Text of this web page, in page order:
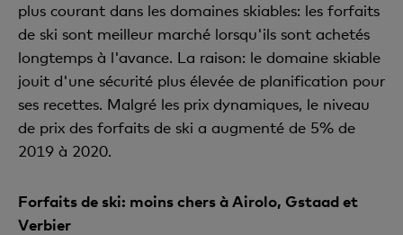
plus courant dans les domaines skiables: les forfaits
de ski sont meilleur marché lorsqu'ils sont achetés
longtemps à l'avance. La raison: le domaine skiable
jouit d'une sécurité plus élevée de planification pour
ses recettes. Malgré les prix dynamiques, le niveau
de prix des forfaits de ski a augmenté de 5% de
2019 à 2020.
Forfaits de ski: moins chers à Airolo, Gstaad et
Verbier